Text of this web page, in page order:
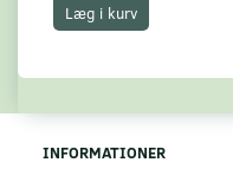
Læg i kurv
INFORMATIONER